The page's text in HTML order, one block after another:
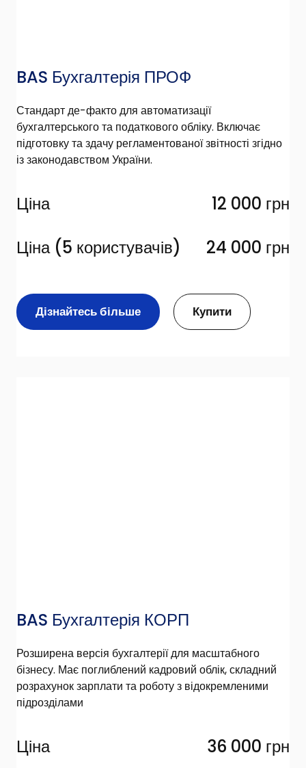
BAS Бухгалтерія ПРОФ
Стандарт де-факто для автоматизації
бухгалтерського та податкового обліку. Включає
підготовку та здачу регламентованої звітності згідно
із законодавством України.
Ціна
12 000 грн
Ціна (5 користувачів)
24 000 грн
Дізнайтесь більше Купити
BAS Бухгалтерія КОРП
Розширена версія бухгалтерії для масштабного
бізнесу. Має поглиблений кадровий облік, складний
розрахунок зарплати та роботу з відокремленими
підрозділами
Ціна 36 000 грн